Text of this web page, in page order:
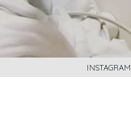
INSTAGRAM